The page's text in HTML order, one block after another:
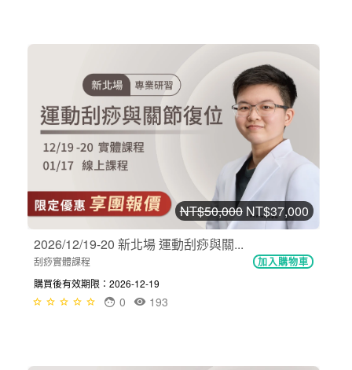
NT$50,000 NT$37,000
2026/12/19-20 新北場 運動刮痧與關...
刮痧實體課程 加入購物車
購買後有效期限：2026-12-19
193
0